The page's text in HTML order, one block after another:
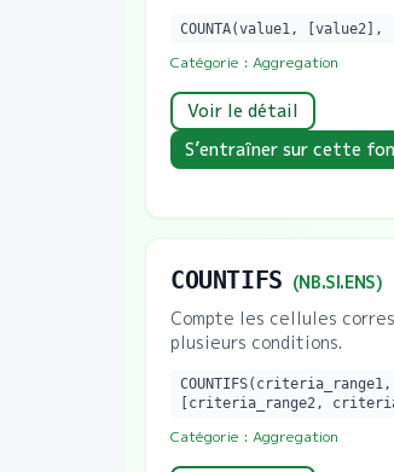
COUNTA(value1,
Catégorie : Aggregation
Voir le détail
S’entraîner sur cette
COUNTIFS (NB.SI.ENS)
Compte les cellules
plusieurs conditions.
[criteria_range2,
Catégorie : Aggregation